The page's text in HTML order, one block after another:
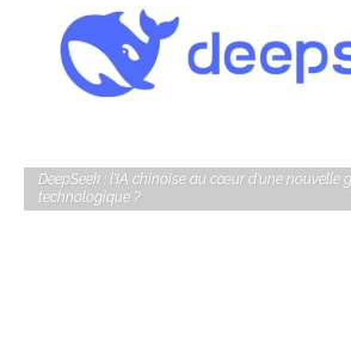
DeepSeek : l'IA chinoise au cœur d'une nouvelle
technologique ?